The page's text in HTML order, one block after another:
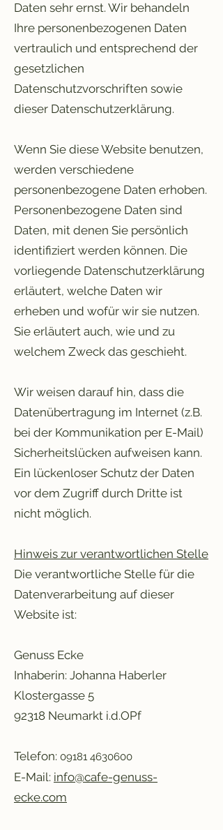
Daten sehr ernst. Wir behandeln
Ihre personenbezogenen Daten
vertraulich und entsprechend der
gesetzlichen
Datenschutzvorschriften sowie
dieser Datenschutzerklärung.
Wenn Sie diese Website benutzen,
werden verschiedene
personenbezogene Daten erhoben.
Personenbezogene Daten sind
Daten, mit denen Sie persönlich
identifiziert werden können. Die
vorliegende Datenschutzerklärung
erläutert, welche Daten wir
erheben und wofür wir sie nutzen.
Sie erläutert auch, wie und zu
welchem Zweck das geschieht.
Wir weisen darauf hin, dass die
Datenübertragung im Internet (z.B.
bei der Kommunikation per E-Mail)
Sicherheitslücken aufweisen kann.
Ein lückenloser Schutz der Daten
vor dem Zugriff durch Dritte ist
nicht möglich.
Hinweis zur verantwortlichen Stelle
Die verantwortliche Stelle für die
Datenverarbeitung auf dieser
Website ist:
Genuss Ecke
Inhaberin: Johanna Haberler
Klostergasse 5
92318 Neumarkt i.d.OPf
Telefon: 09181 4630600
E-Mail: info@cafe-genuss-
ecke.com